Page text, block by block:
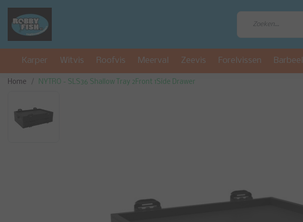
Karper Witvis Roofvis Meerval Zeevis Forelvissen Barbeel
Home NYTRO - SLS36 Shallow Tray 2Front 1Side Drawer